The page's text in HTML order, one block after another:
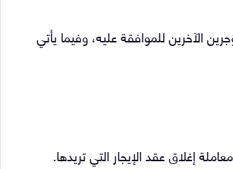
الآخرين للموافقة عليه، وفيما يأتي
إغلاق عقد الإيجار التي تريدها.